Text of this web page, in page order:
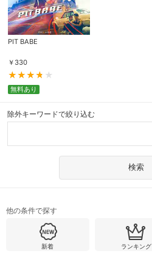
PIT BABE
￥ 330
無料あり
除外キーワードで絞り込む
他の条件で探す
新着 ランキング